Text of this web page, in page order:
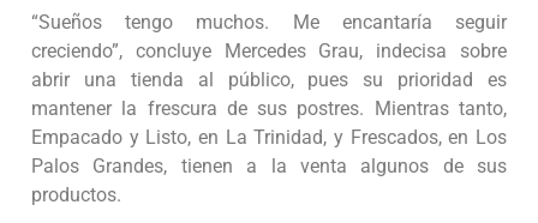
“Sueños tengo muchos. Me encantaría seguir
creciendo”, concluye Mercedes Grau, indecisa sobre
abrir una tienda al público, pues su prioridad es
mantener la frescura de sus postres. Mientras tanto,
Empacado y Listo, en La Trinidad, y Frescados, en Los
Palos Grandes, tienen a la venta algunos de sus
productos.